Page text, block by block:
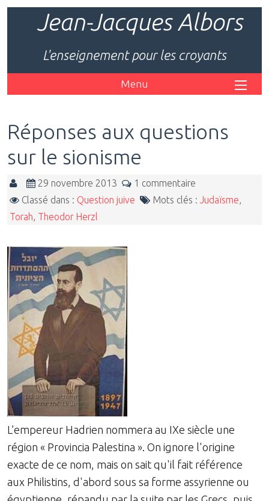
Jean-Jacques Albors
L'enseignement pour les croyants
Menu
Réponses aux questions
sur le sionisme
29 novembre 2013
1 commentaire
Classé dans : Question juive Mots clés : Judaïsme
Torah Theodor Herzl
L’empereur Hadrien nommera au IXe siècle une
région « Provincia Palestina ». On ignore l'origine
exacte de ce nom, mais on sait qu'il fait référence
aux Philistins, d'abord sous sa forme assyrienne ou